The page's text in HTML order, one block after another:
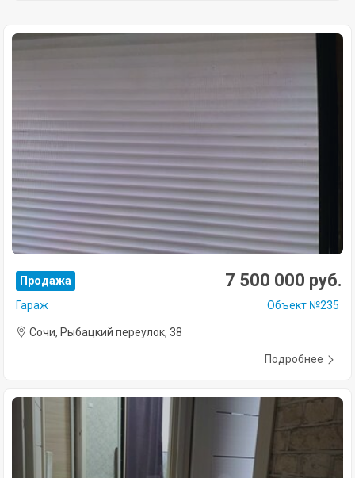
Продажа 7 500 000 руб.
Гараж Объект №235
Сочи, Рыбацкий переулок, 38
Подробнее